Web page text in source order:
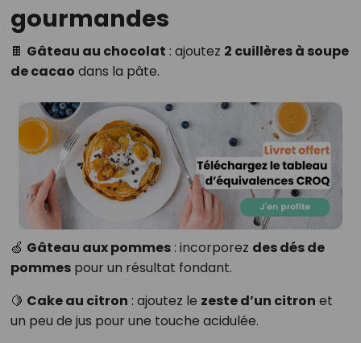
gourmandes
🍫 Gâteau au chocolat : ajoutez 2 cuillères à soupe
de cacao dans la pâte.
🍏 Gâteau aux pommes: incorporez des dés de
pommespour un résultat fondant.
🍋 Cake au citron : ajoutez le zeste d’un citron et
un peu de jus pour une touche acidulée.